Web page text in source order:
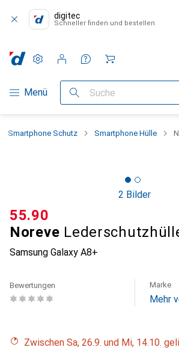
digitec
Schneller finden und bestellen
Navigation nach Kategorien
Menü Suche
Einstellungen
Kundenkonto
Vergleichslisten
Merklisten
Warenkorb
Smartphone Schutz Smartphone Hülle
2 Bilder
Noreve
Samsung Galaxy A8+
CHF
55.90
Bewertungen Marke
Mehr
Zwischen Sa, 26.9. und Mi, 14.10.